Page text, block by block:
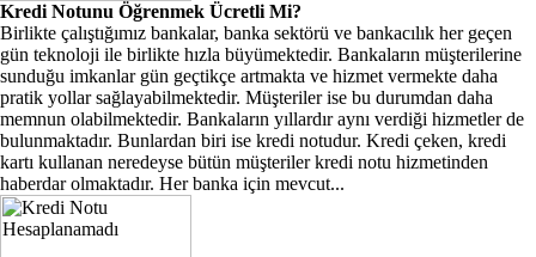
Kredi Notunu Öğrenmek Ücretli Mi?
Birlikte çalıştığımız bankalar, banka sektörü ve bankacılık her geçen
gün teknoloji ile birlikte hızla büyümektedir. Bankaların müşterilerine
sunduğu imkanlar gün geçtikçe artmakta ve hizmet vermekte daha
pratik yollar sağlayabilmektedir. Müşteriler ise bu durumdan daha
memnun olabilmektedir. Bankaların yıllardır aynı verdiği hizmetler de
bulunmaktadır. Bunlardan biri ise kredi notudur. Kredi çeken, kredi
kartı kullanan neredeyse bütün müşteriler kredi notu hizmetinden
haberdar olmaktadır. Her banka için mevcut...